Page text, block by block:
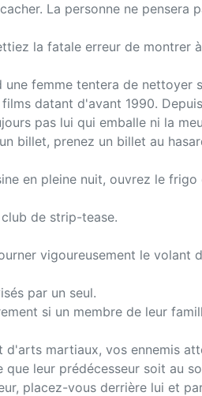
La personne ne pensera
la fatale erreur de montrer
femme tentera de nettoyer
datant d'avant 1990.
pas lui qui emballe ni la
billet, prenez un billet au
en pleine nuit, ouvrez le
de strip-tease.
vigoureusement le volant
par un seul.
si un membre de leur
d'arts martiaux, vos ennemis
leur prédécesseur soit au
placez-vous derrière lui et